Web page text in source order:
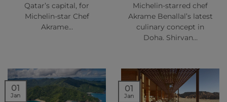
Qatar’s capital, for
Michelin-star Chef
Akrame…
Michelin-starred chef
Akrame Benallal’s latest
culinary concept in
Doha. Shirvan…
01
Jan
01
Jan